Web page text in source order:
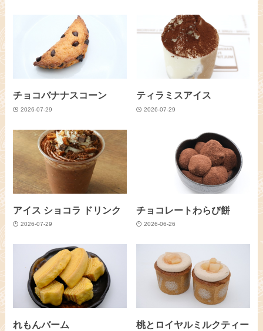
チョコバナナスコーン
2026-07-29
ティラミスアイス
2026-07-29
アイス ショコラ ドリンク
2026-07-29
チョコレートわらび餅
2026-06-26
れもんバーム
桃とロイヤルミルクティー